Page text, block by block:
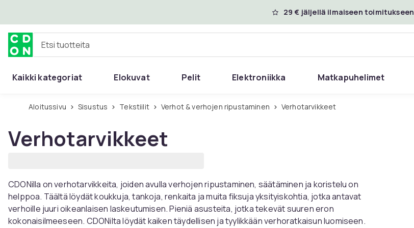
29 € jäljellä ilmaiseen toimitukseen
Etsi tuotteita
Kaikki kategoriat Elokuvat Pelit Elektroniikka Matkapuhelimet
Aloitussivu Sisustus Tekstiilit Verhot & verhojen ripustaminen Verhotarvikkeet
Verhotarvikkeet
CDONilla on verhotarvikkeita, joiden avulla verhojen ripustaminen, säätäminen ja koristelu on
helppoa. Täältä löydät koukkuja, tankoja, renkaita ja muita fiksuja yksityiskohtia, jotka antavat
verhoille juuri oikeanlaisen laskeutumisen. Pieniä asusteita, jotka tekevät suuren eron
kokonaisilmeeseen. CDONilta löydät kaiken täydellisen ja tyylikkään verhoratkaisun luomiseen.